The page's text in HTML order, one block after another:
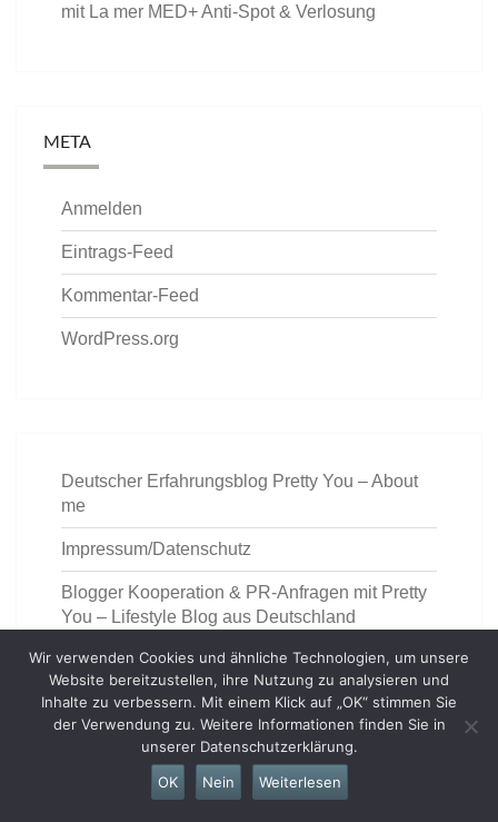
mit La mer MED+ Anti-Spot & Verlosung
META
Anmelden
Eintrags-Feed
Kommentar-Feed
WordPress.org
Deutscher Erfahrungsblog Pretty You – About
me
Impressum/Datenschutz
Blogger Kooperation & PR-Anfragen mit Pretty
You – Lifestyle Blog aus Deutschland
Kontakt
Wir verwenden Cookies und ähnliche Technologien, um unsere
Website bereitzustellen, ihre Nutzung zu analysieren und
Inhalte zu verbessern. Mit einem Klick auf „OK“ stimmen Sie
der Verwendung zu. Weitere Informationen finden Sie in
unserer Datenschutzerklärung.
OK
Nein Weiterlesen